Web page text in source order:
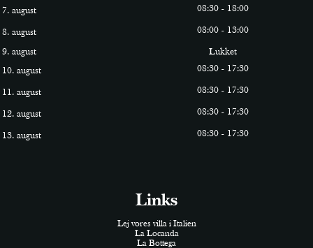
7. august 08:30 - 18:00
8. august 08:00 - 13:00
9. august
Lukket
10. august
08:30 - 17:30
11. august 08:30 - 17:30
12. august 08:30 - 17:30
13. august 08:30 - 17:30
Links
Lej vores villa i Italien
La Locanda
La Bottega